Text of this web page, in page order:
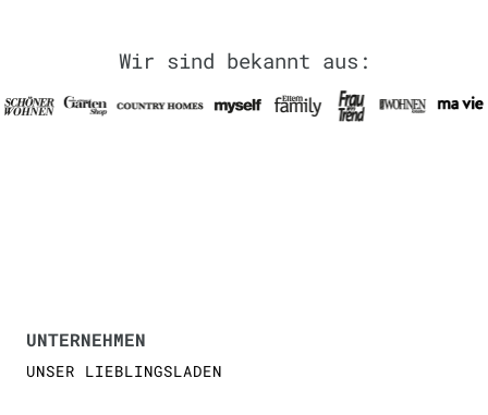
Wir sind bekannt aus:
UNTERNEHMEN
UNSER LIEBLINGSLADEN